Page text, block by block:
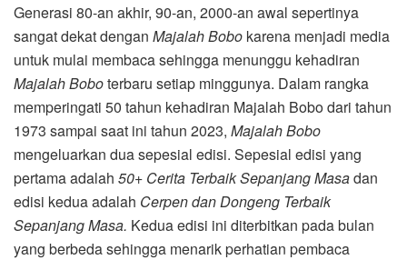
Generasi 80-an akhir, 90-an, 2000-an awal sepertinya
sangat dekat dengan Majalah Bobo karena menjadi media
untuk mulai membaca sehingga menunggu kehadiran
Majalah Boboterbaru setiap minggunya. Dalam rangka
memperingati 50 tahun kehadiran Majalah Bobo dari tahun
1973 sampai saat ini tahun 2023, Majalah Bobo
mengeluarkan dua sepesial edisi. Sepesial edisi yang
pertama adalah 50+ Cerita Terbaik Sepanjang Masadan
edisi kedua adalah Cerpen dan Dongeng Terbaik
Sepanjang Masa. Kedua edisi ini diterbitkan pada bulan
yang berbeda sehingga menarik perhatian pembaca